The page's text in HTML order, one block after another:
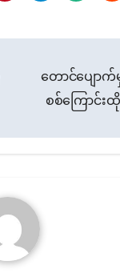
တောင်ပျော
စစ်ကြောင်း